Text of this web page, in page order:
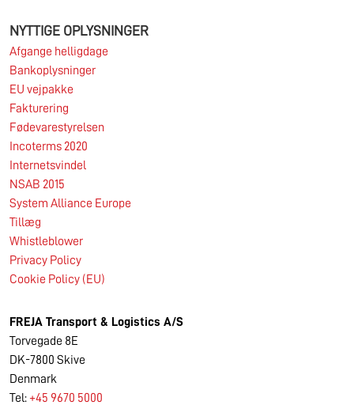
NYTTIGE OPLYSNINGER
Afgange helligdage
Bankoplysninger
EU vejpakke
Fakturering
Fødevarestyrelsen
Incoterms 2020
Internetsvindel
NSAB 2015
System Alliance Europe
Tillæg
Whistleblower
Privacy Policy
Cookie Policy (EU)
FREJA Transport & Logistics A/S
Torvegade 8E
DK-7800 Skive
Denmark
Tel: +45 9670 5000